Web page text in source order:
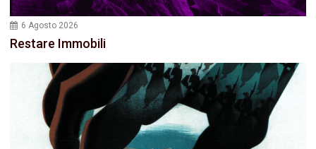
6 Agosto 2026
Restare Immobili